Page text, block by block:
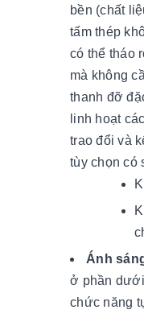
bền (chất
tấm thép
có thể tháo
mà không
thanh đỡ
linh hoạt
trao đổi và
tùy chọn có
Ánh
ở phần
chức năng